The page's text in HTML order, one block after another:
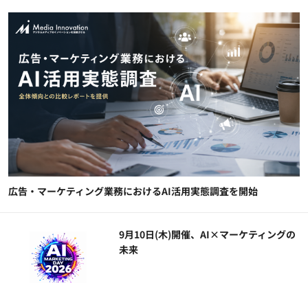
広告・マーケティング業務におけるAI活用実態調査を開始
9月10日(木)開催、AI×マーケティングの
未来